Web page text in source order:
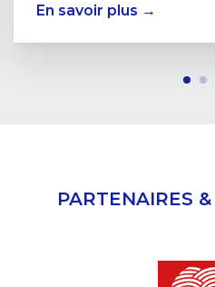
En savoir plus →
PARTENAIRES